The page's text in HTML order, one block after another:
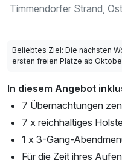
Timmendorfer Strand,
Beliebtes Ziel: Die nächsten
ersten freien Plätze ab
In diesem Angebot
7 Übernachtungen
7 x reichhaltiges
1 x 3-Gang-
Für die Zeit ihres